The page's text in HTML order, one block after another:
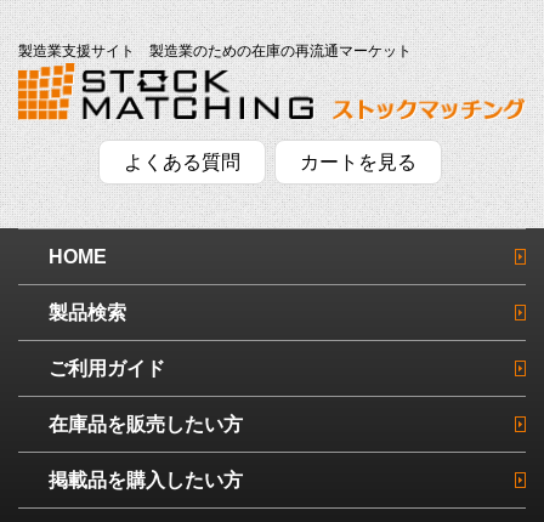
製造業支援サイト 製造業のための在庫の再流通マーケット
よくある質問 カートを見る
HOME
製品検索
ご利用ガイド
在庫品を販売したい方
掲載品を購入したい方